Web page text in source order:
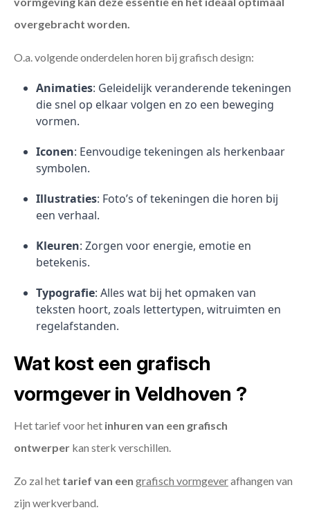
overgebracht worden.
O.a. volgende onderdelen horen bij grafisch design:
Animaties: Geleidelijk veranderende tekeningen
die snel op elkaar volgen en zo een beweging
vormen.
Iconen: Eenvoudige tekeningen als herkenbaar
symbolen.
Illustraties: Foto’s of tekeningen die horen bij
een verhaal.
Kleuren: Zorgen voor energie, emotie en
betekenis.
Typografie: Alles wat bij het opmaken van
teksten hoort, zoals lettertypen, witruimten en
regelafstanden.
Wat kost een grafisch
vormgever in Veldhoven ?
Het tarief voor het inhuren van een grafisch
ontwerper kan sterk verschillen.
Zo zal het tarief van een grafisch vormgeverafhangen van
zijn werkverband.